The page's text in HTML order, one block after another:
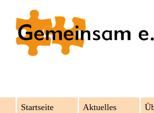
Startseite Aktuelles